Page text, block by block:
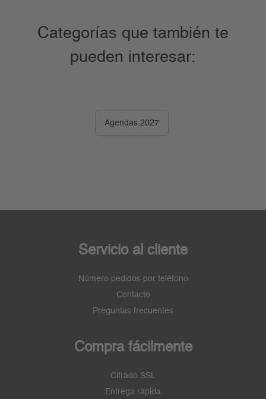
Categorías que también te
pueden interesar:
Agendas 2027
Servicio al cliente
Número pedidos por teléfono
Contacto
Preguntas frecuentes
Compra fácilmente
Cifrado SSL
Entrega rápida